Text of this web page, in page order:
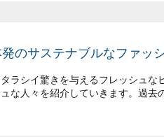
発のサステナブルなファッ
ラシイ驚きを与えるフレッシュ
な人々を紹介していきます。過